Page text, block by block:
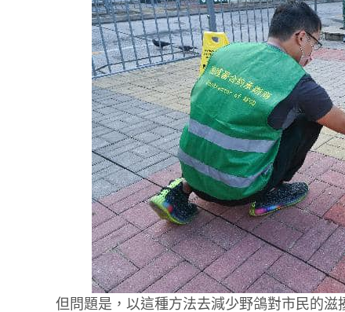
但問題是，以這種方法去減少野鴿對市民的滋